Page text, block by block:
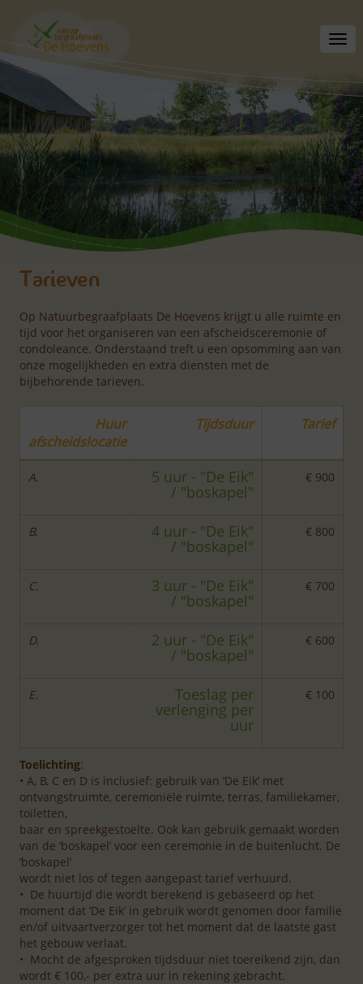
Tarieven
Op Natuurbegraafplaats De Hoevens krijgt u alle ruimte en
tijd voor het organiseren van een afscheidsceremonie of
condoleance. Onderstaand treft u een opsomming aan van
onze mogelijkheden en extra diensten met de
bijbehorende tarieven.
Huur
afscheidslocatie
Tijdsduur Tarief
A. 5 uur - "De Eik"
/ "boskapel"
€ 900
B. 4 uur - "De Eik"
/ "boskapel"
€ 800
C. 3 uur - "De Eik"
/ "boskapel"
€ 700
D. 2 uur - "De Eik"
/ "boskapel"
€ 600
E. Toeslag per
verlenging per
uur
€ 100
Toelichting:
• A, B, C en D is inclusief: gebruik van ‘De Eik’ met
ontvangstruimte, ceremoniële ruimte, terras, familiekamer,
toiletten,
baar en spreekgestoelte. Ook kan gebruik gemaakt worden
van de ‘boskapel’ voor een ceremonie in de buitenlucht. De
‘boskapel’
wordt niet los of tegen aangepast tarief verhuurd.
• De huurtijd die wordt berekend is gebaseerd op het
moment dat ‘De Eik’ in gebruik wordt genomen door familie
en/of uitvaartverzorger tot het moment dat de laatste gast
het gebouw verlaat.
• Mocht de afgesproken tijdsduur niet toereikend zijn, dan
wordt € 100,- per extra uur in rekening gebracht.